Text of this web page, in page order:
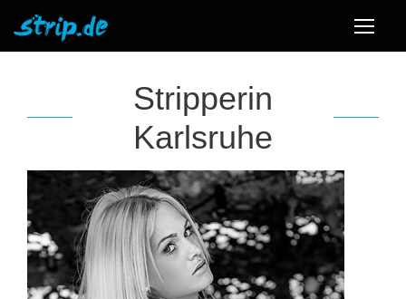
Stripperin
Karlsruhe